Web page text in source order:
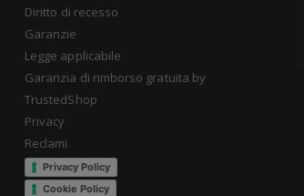
Diritto di recesso
Garanzie
Legge applicabile
Garanzia di rimborso gratuita by
TrustedShop
Privacy
Reclami
Privacy Policy
Cookie Policy